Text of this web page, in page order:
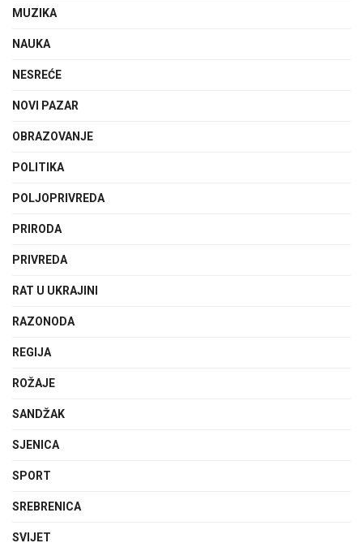
MUZIKA
NAUKA
NESREĆE
NOVI PAZAR
OBRAZOVANJE
POLITIKA
POLJOPRIVREDA
PRIRODA
PRIVREDA
RAT U UKRAJINI
RAZONODA
REGIJA
ROŽAJE
SANDŽAK
SJENICA
SPORT
SREBRENICA
SVIJET